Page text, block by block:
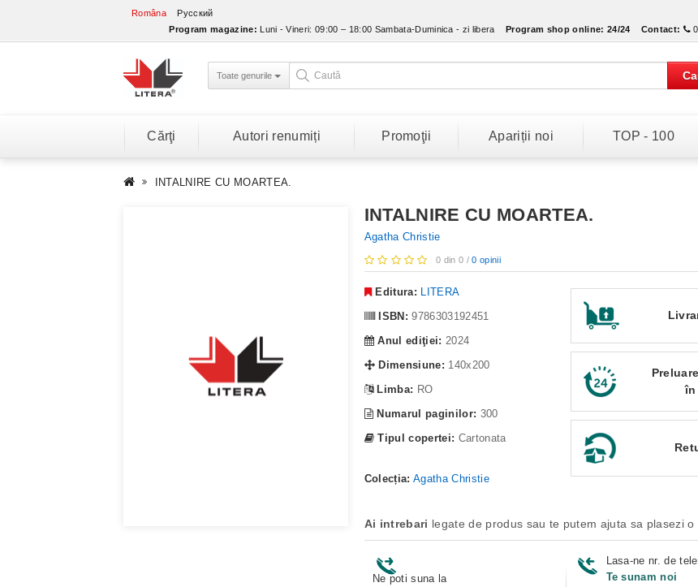
Româna
Русский
Program magazine: Luni - Vineri: 09:00 – 18:00 Sambata-Duminica - zi libera Program shop online: 24/24 Contact:
Toate genurile
Cărţi Autori renumiți Promoţii Apariții noi TOP - 100
INTALNIRE CU MOARTEA.
INTALNIRE CU MOARTEA.
Agatha Christie
0 din 0 /0 opinii
Editura: LITERA
ISBN: 9786303192451
Anul ediţiei: 2024
Dimensiune: 140x200
Limba: RO
Numarul paginilor: 300
Tipul copertei: Cartonata
Colecția: Agatha Christie
în
Ai intrebari legate de produs sau te putem ajuta sa plasezi o
Ne poti suna la
Lasa-ne nr. de
Te sunam noi